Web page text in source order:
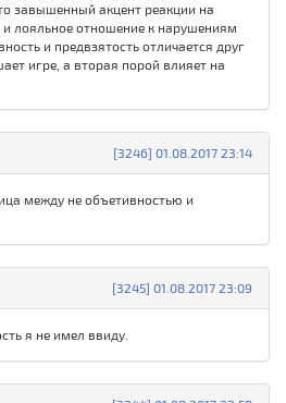
завышенный акцент реакции на
лояльное отношение к нарушениям
и предвзятость отличается друг
игре, а вторая порой влияет на
[3246] 01.08.2017 23:14
между не объетивностью и
[3245] 01.08.2017 23:09
я не имел ввиду.